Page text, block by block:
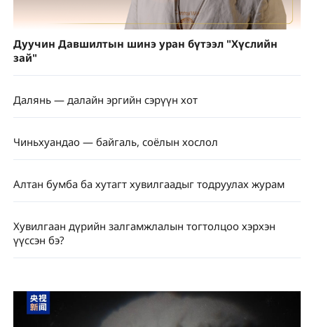
Дуучин Давшилтын шинэ уран бүтээл "Хүслийн
зай"
Далянь — далайн эргийн сэрүүн хот
Чиньхуандао — байгаль, соёлын хослол
Алтан бумба ба хутагт хувилгаадыг тодруулах журам
Хувилгаан дүрийн залгамжлалын тогтолцоо хэрхэн
үүссэн бэ?